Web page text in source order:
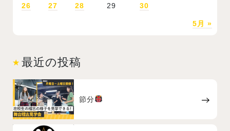
5月 »
26
27 28 29 30
最近の投稿
節分